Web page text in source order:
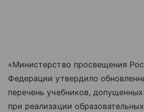
«Министерство просвещения
Федерации утвердило
перечень учебников,
при реализации